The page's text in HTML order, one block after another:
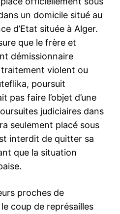
un domicile situé au
d’Etat située à Alger.
que le frère et
démissionnaire
traitement violent ou
poursuit
pas faire l’objet d’une
judiciaires dans
seulement placé sous
interdit de quitter sa
que la situation
proches de
coup de représailles